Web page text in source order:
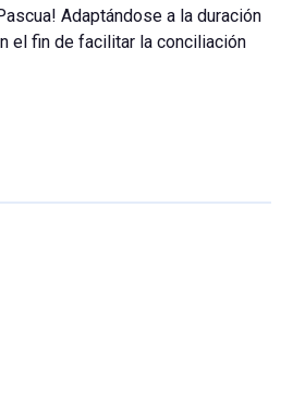
Adaptándose a la duración
el fin de facilitar la conciliación